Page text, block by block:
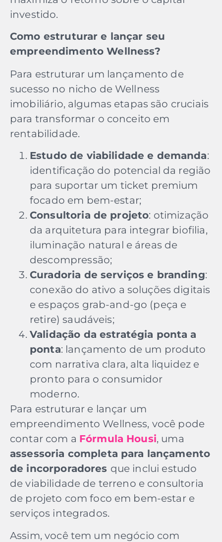
investido.
Como estruturar e lançar seu
empreendimento Wellness?
Para estruturar um lançamento de
sucesso no nicho de Wellness
imobiliário, algumas etapas são cruciais
para transformar o conceito em
rentabilidade.
Estudo de viabilidade e demanda:
identificação do potencial da região
para suportar um ticket premium
focado em bem-estar;
Consultoria de projeto: otimização
da arquitetura para integrar biofilia,
iluminação natural e áreas de
descompressão;
Curadoria de serviços e branding:
conexão do ativo a soluções digitais
e espaços grab-and-go (peça e
retire) saudáveis;
Validação da estratégia ponta a
ponta: lançamento de um produto
com narrativa clara, alta liquidez e
pronto para o consumidor
moderno.
Para estruturar e lançar um
empreendimento Wellness, você pode
contar com a Fórmula Housi, uma
assessoria completa para lançamento
de incorporadores que inclui estudo
de viabilidade de terreno e consultoria
de projeto com foco em bem-estar e
serviços integrados.
Assim, você tem um negócio com